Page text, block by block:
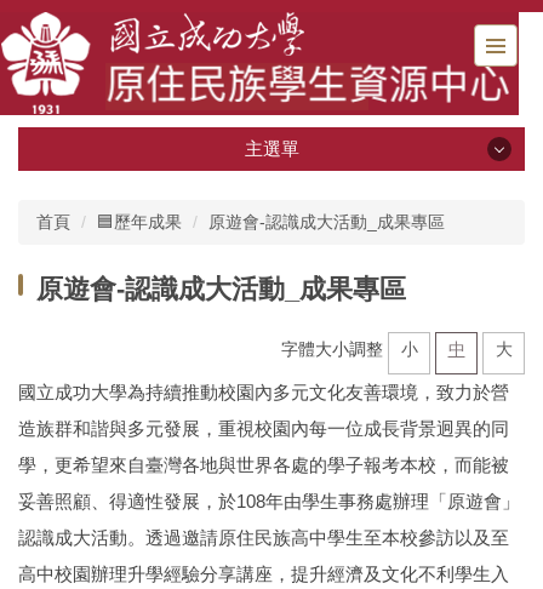
到
主
要
內
區
主選單
🟫即時消息🟫
🟥工讀機會專區
🔹獎助資源專區🔹
🔹職涯資源專區🔹
📌新生快看過來
首頁 🟦歷年成果 原遊會-認識成大活動_成果專區
原遊會-認識成大活動_成果專區
字體大小調整 小 中 大
國立成功大學為持續推動校園內多元文化友善環境，致力於營
造族群和諧與多元發展，重視校園內每一位成長背景迥異的同
學，更希望來自臺灣各地與世界各處的學子報考本校，而能被
妥善照顧、得適性發展，於108年由學生事務處辦理「原遊會」
認識成大活動。透過邀請原住民族高中學生至本校參訪以及至
高中校園辦理升學經驗分享講座，提升經濟及文化不利學生入